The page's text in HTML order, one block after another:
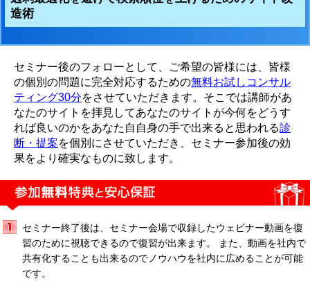
造術
セミナー後のフォローとして、ご希望の皆様には、皆様
の個別の問題に完全対応するための無料お試しコンサル
ティング30分をさせていただきます。そこでは講師があ
なたのサイトを拝見してあなたのサイトが今何をどうす
れば良いのかをあなた自自身の手で出来ると思われる診
断・提案を個別にさせていただき、セミナー参加後の効
果をより確実なものに致します。
セミナー終了後は、セミナー会場で収録したウェビナー動画を復
習のために視聴できるので復習が出来ます。 また、動画を社内で
共有化することも出来るのでノウハウを社内に広めることが可能
です。